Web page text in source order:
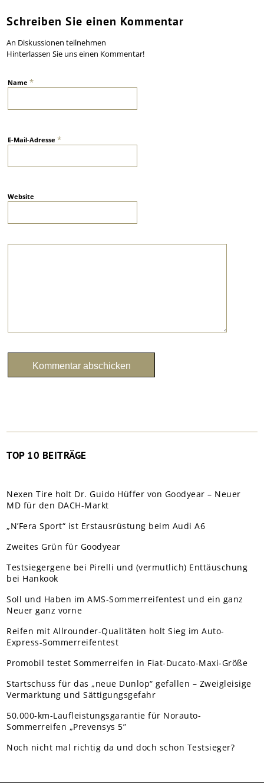
Schreiben Sie einen Kommentar
An Diskussionen teilnehmen
Hinterlassen Sie uns einen Kommentar!
Name*
E-Mail-Adresse*
Website
TOP 10 BEITRÄGE
Nexen Tire holt Dr. Guido Hüffer von Goodyear – Neuer
MD für den DACH-Markt
„N’Fera Sport“ ist Erstausrüstung beim Audi A6
Zweites Grün für Goodyear
Testsiegergene bei Pirelli und (vermutlich) Enttäuschung
bei Hankook
Soll und Haben im AMS-Sommerreifentest und ein ganz
Neuer ganz vorne
Reifen mit Allrounder-Qualitäten holt Sieg im Auto-
Express-Sommerreifentest
Promobil testet Sommerreifen in Fiat-Ducato-Maxi-Größe
Startschuss für das „neue Dunlop“ gefallen – Zweigleisige
Vermarktung und Sättigungsgefahr
50.000-km-Laufleistungsgarantie für Norauto-
Sommerreifen „Prevensys 5”
Noch nicht mal richtig da und doch schon Testsieger?